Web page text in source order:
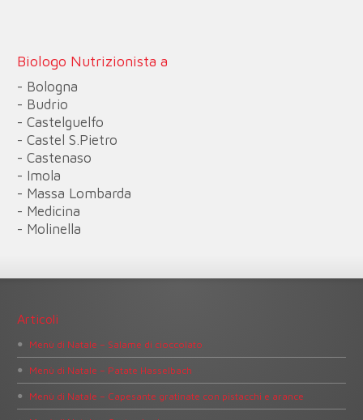
Biologo Nutrizionista a
- Bologna
- Budrio
- Castelguelfo
- Castel S.Pietro
- Castenaso
- Imola
- Massa Lombarda
- Medicina
- Molinella
Articoli
Menù di Natale – Salame di cioccolato
Menù di Natale – Patate Hasselbach
Menù di Natale – Capesante gratinate con pistacchi e arance